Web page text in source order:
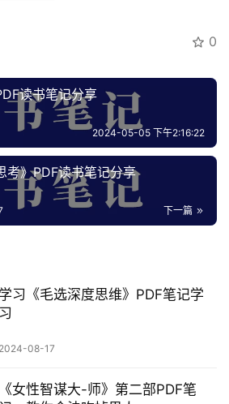
0
读书笔记分享
2024-05-05 下午2:16:22
考》PDF读书笔记分享
下一篇
学习《毛选深度思维》PDF笔记学
习
2024-08-17
《女性智谋大-师》第二部PDF笔